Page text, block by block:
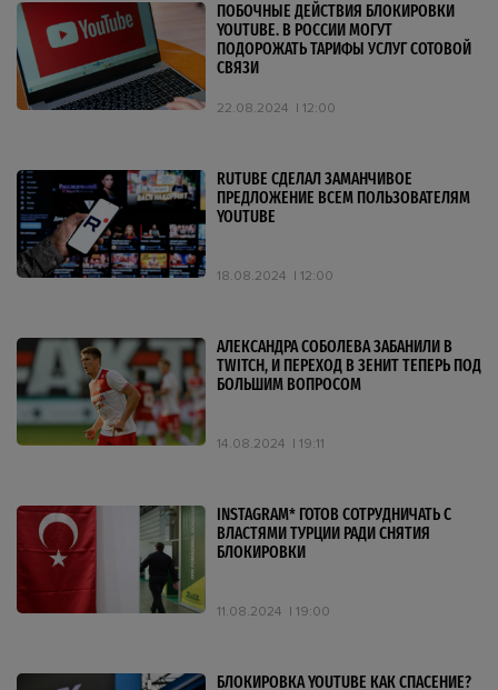
ПОБОЧНЫЕ ДЕЙСТВИЯ БЛОКИРОВКИ
YOUTUBE. В РОССИИ МОГУТ
ПОДОРОЖАТЬ ТАРИФЫ УСЛУГ СОТОВОЙ
СВЯЗИ
22.08.2024 12:00
RUTUBE СДЕЛАЛ ЗАМАНЧИВОЕ
ПРЕДЛОЖЕНИЕ ВСЕМ ПОЛЬЗОВАТЕЛЯМ
YOUTUBE
18.08.2024 12:00
АЛЕКСАНДРА СОБОЛЕВА ЗАБАНИЛИ В
TWITCH, И ПЕРЕХОД В ЗЕНИТ ТЕПЕРЬ ПОД
БОЛЬШИМ ВОПРОСОМ
14.08.2024 19:11
INSTAGRAM* ГОТОВ СОТРУДНИЧАТЬ С
ВЛАСТЯМИ ТУРЦИИ РАДИ СНЯТИЯ
БЛОКИРОВКИ
11.08.2024 19:00
БЛОКИРОВКА YOUTUBE КАК СПАСЕНИЕ?